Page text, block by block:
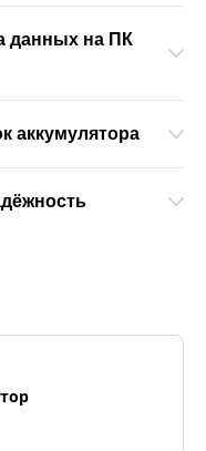
данных на ПК
аккумулятора